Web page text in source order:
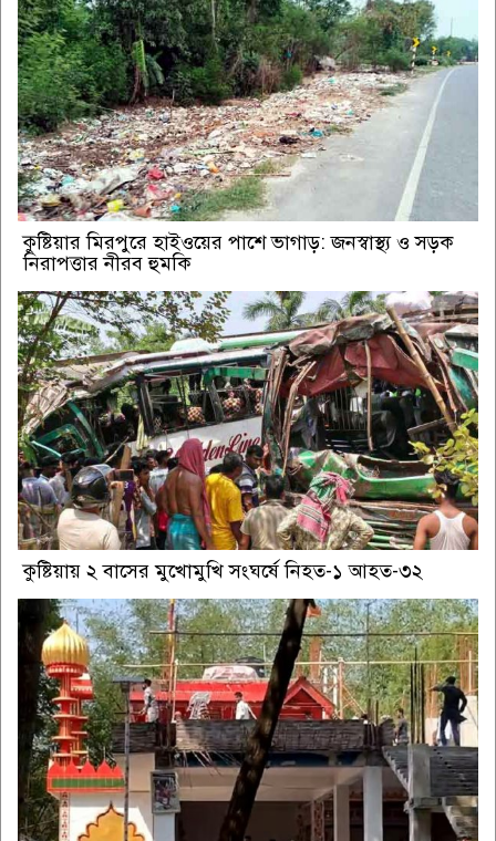
কুষ্টিয়ার মিরপুরে হাইওয়ের পাশে ভাগাড়: জনস্বাস্থ্য ও সড়ক
নিরাপত্তার নীরব হুমকি
কুষ্টিয়ায় ২ বাসের মুখোমুখি সংঘর্ষে নিহত-১ আহত-৩২